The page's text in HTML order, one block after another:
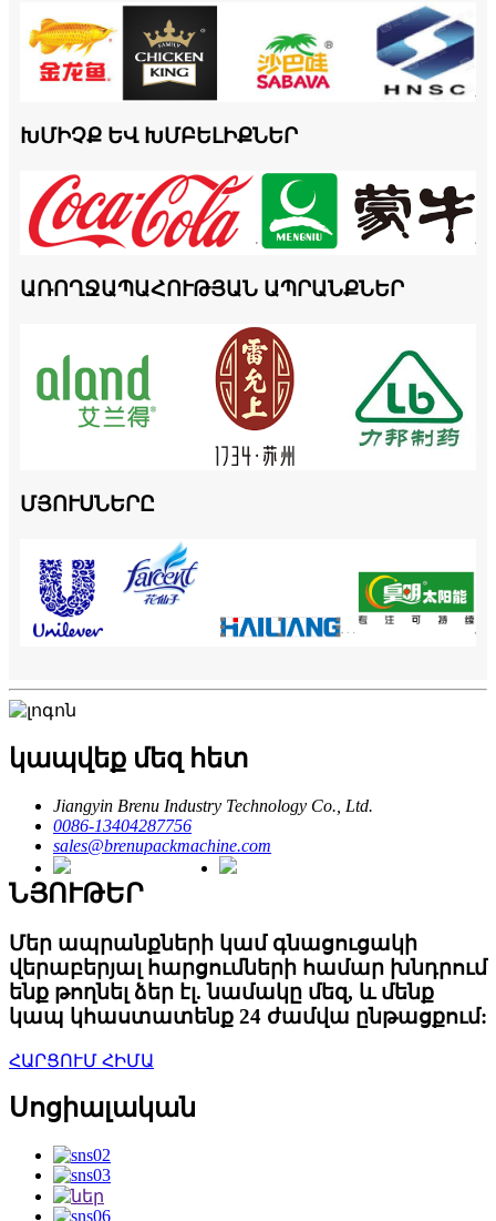
ԽՄԻՉՔ ԵՎ ԽՄԲԵԼԻՔՆԵՐ
ԱՌՈՂՋԱՊԱՀՈՒԹՅԱՆ ԱՊՐԱՆՔՆԵՐ
ՄՅՈՒՍՆԵՐԸ
կապվեք մեզ հետ
Jiangyin Brenu Industry Technology Co., Ltd.
0086-13404287756
sales@brenupackmachine.com
ՆՅՈՒԹԵՐ
Մեր ապրանքների կամ գնացուցակի
վերաբերյալ հարցումների համար խնդրում
ենք թողնել ձեր էլ. նամակը մեզ, և մենք
կապ կհաստատենք 24 ժամվա ընթացքում:
ՀԱՐՑՈՒՄ ՀԻՄԱ
Սոցիալական